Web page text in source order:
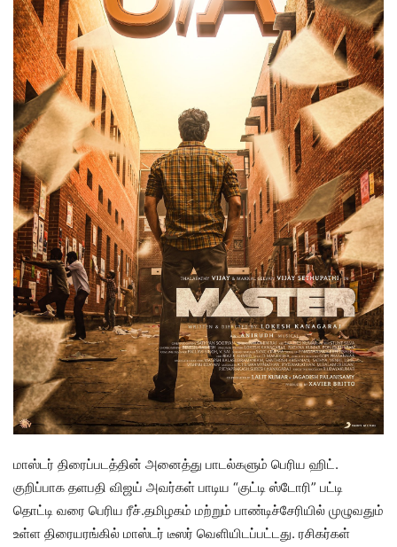
மாஸ்டர் திரைப்படத்தின் அனைத்து பாடல்களும் பெரிய ஹிட்.
குறிப்பாக தளபதி விஜய் அவர்கள் பாடிய “குட்டி ஸ்டோரி” பட்டி
தொட்டி வரை பெரிய ரீச்.தமிழகம் மற்றும் பாண்டிச்சேரியில் முழுவதும்
உள்ள திரையரங்கில் மாஸ்டர் டீஸர் வெளியிடப்பட்டது. ரசிகர்கள்